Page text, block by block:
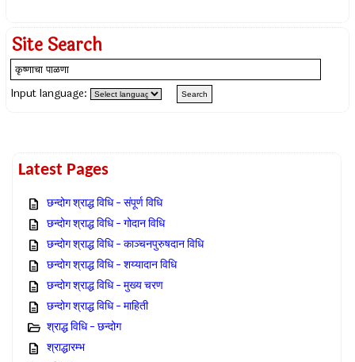
Site Search
Input language:
Latest Pages
छन्दोग श्राद्ध विधि – संपूर्ण विधि
छन्दोग श्राद्ध विधि – गोदान विधि
छन्दोग श्राद्ध विधि – काञ्चनपुरुषदान विधि
छन्दोग श्राद्ध विधि – शय्यादान विधि
छन्दोग श्राद्ध विधि – मुख्य चरण
छन्दोग श्राद्ध विधि – माहिती
श्राद्ध विधि – छन्दोग
श्राद्धारम्भ